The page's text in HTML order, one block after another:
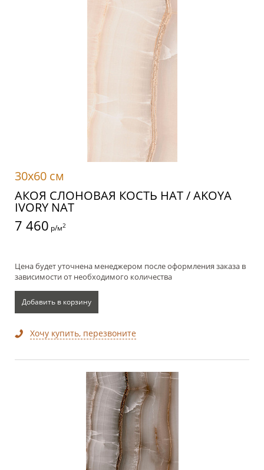
30x60 см
АКОЯ СЛОНОВАЯ КОСТЬ НАТ / AKOYA
IVORY NAT
7 460 р/м2
Цена будет уточнена менеджером после оформления заказа в
зависимости от необходимого количества
Добавить в корзину
Хочу купить, перезвоните